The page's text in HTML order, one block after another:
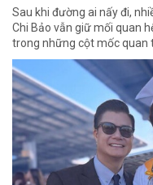
Sau khi đường ai nấy đi,
Chi Bảo vẫn giữ mối quan
trong những cột mốc quan